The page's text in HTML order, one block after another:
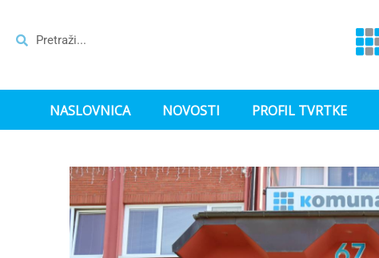
NASLOVNICA NOVOSTI PROFIL TVRTKE